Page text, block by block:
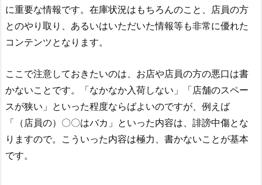
に重要な情報です。在庫状況はもちろんのこと、店員の方
とのやり取り、あるいはいただいた情報等も非常に優れた
コンテンツとなります。
ここで注意しておきたいのは、お店や店員の方の悪口は書
かないことです。「なかなか入荷しない」「店舗のスペー
スが狭い」といった程度ならばよいのですが、例えば
「（店員の）〇〇はバカ」といった内容は、誹謗中傷とな
りますので。こういった内容は極力、書かないことが基本
です。